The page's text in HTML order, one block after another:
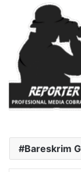
Bareskrim